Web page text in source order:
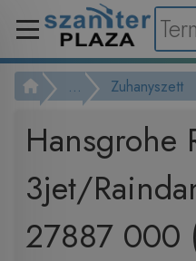
... Zuhanyszett
Hansgrohe
3jet/
27887 000